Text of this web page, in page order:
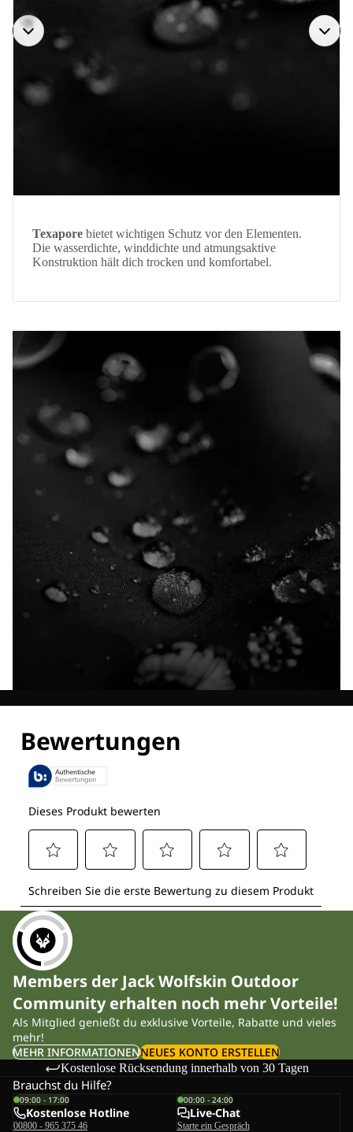
Texapore bietet wichtigen Schutz vor den Elementen.
Die wasserdichte, winddichte und atmungsaktive
Konstruktion hält dich trocken und komfortabel.
Members der Jack Wolfskin Outdoor
Community erhalten noch mehr Vorteile!
Als Mitglied genießt du exklusive Vorteile, Rabatte und vieles
mehr!
MEHR INFORMATIONENNEUES KONTO ERSTELLEN
Kostenlose Rücksendung innerhalb von 30 Tagen
Brauchst du Hilfe?
09:00 - 17:00
Kostenlose Hotline
00800 - 965 375 46
00:00 - 24:00
Live-Chat
Starte ein Gespräch